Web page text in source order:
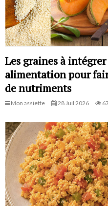
Les graines à
alimentation pour
de nutriments
Mon assiette 28 Juil 2026